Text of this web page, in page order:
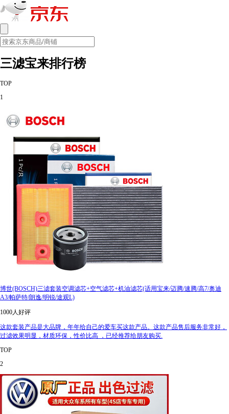
三滤宝来排行榜
TOP
1
博世(BOSCH)三滤套装空调滤芯+空气滤芯+机油滤芯(适用宝来/迈腾/速腾/高7/奥迪
A3/帕萨特/朗逸/明锐/途观L)
1000人好评
这款套装产品是大品牌，年年给自己的爱车买这款产品。这款产品售后服务非常好，
过滤效果明显，材质环保，性价比高 ，已经推荐给朋友购买.
TOP
2